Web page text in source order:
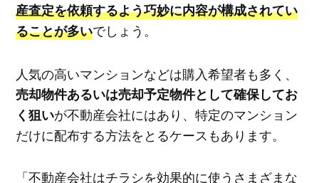
産査定を依頼するよう巧妙に内容が構成されてい
ることが多いでしょう。
人気の高いマンションなどは購入希望者も多く、
売却物件あるいは売却予定物件として確保してお
く狙いが不動産会社にはあり、特定のマンション
だけに配布する方法をとるケースもあります。
「不動産会社はチラシを効果的に使うさまざまな